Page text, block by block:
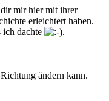
mir hier mit ihrer
erleichtert haben.
ich dachte
.
ändern kann.